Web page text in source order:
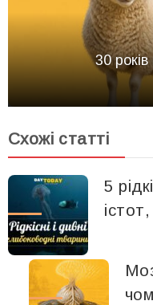
30
Схожі статті
5